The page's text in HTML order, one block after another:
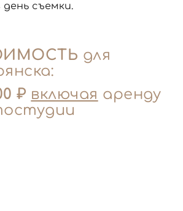
день съемки.
для
₽ включая аренду